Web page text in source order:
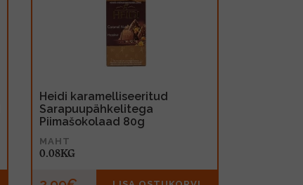
Heidi karamelliseeritud
Sarapuupähkelitega
Piimašokolaad 80g
MAHT
0.08KG